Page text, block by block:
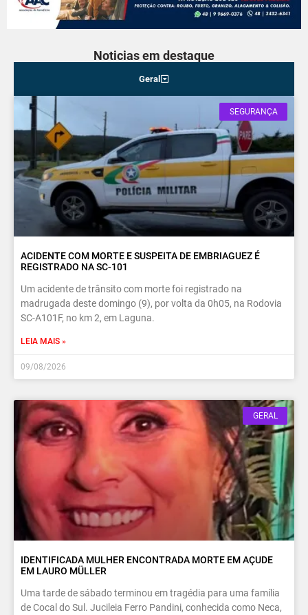
Noticias em destaque
Geral
SEGURANÇA
ACIDENTE COM MORTE E SUSPEITA DE EMBRIAGUEZ É
REGISTRADO NA SC-101
Um acidente de trânsito com morte foi registrado na
madrugada deste domingo (9), por volta da 0h05, na Rodovia
SC-A101F, no km 2, em Laguna.
LEIA MAIS »
09/08/2026
GERAL
IDENTIFICADA MULHER ENCONTRADA MORTE EM AÇUDE
EM LAURO MÜLLER
Uma tarde de sábado terminou em tragédia para uma família
de Cocal do Sul. Jucileia Ferro Pandini, conhecida como Neca,